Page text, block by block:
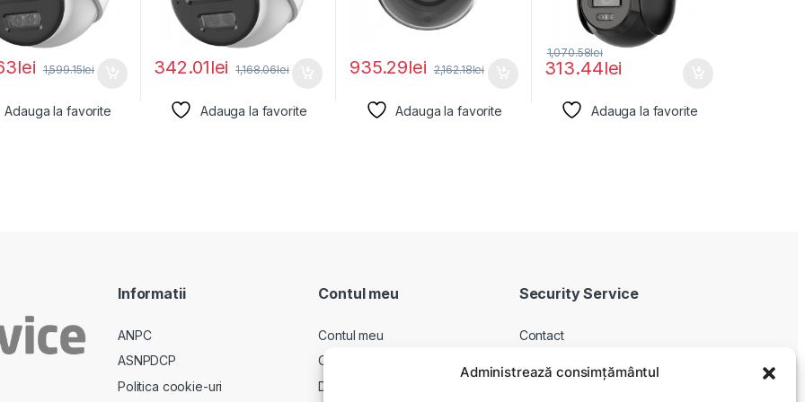
Administrează consimțământul
lei 1,599.15lei
Adauga la favorite
342.01lei 1,168.06lei
Adauga la favorite
935.29lei 2,162.18lei
Adauga la favorite
313.44lei
1,070.58lei
Adauga la favorite
Informatii
ANPC
ASNPDCP
Politica cookie-uri
Contul meu
Contul meu
Comenzi
Descarcari
Security Service
Contact